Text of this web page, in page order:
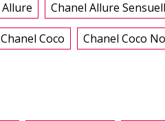
Chanel Allure
Chanel Coco Chanel Coco